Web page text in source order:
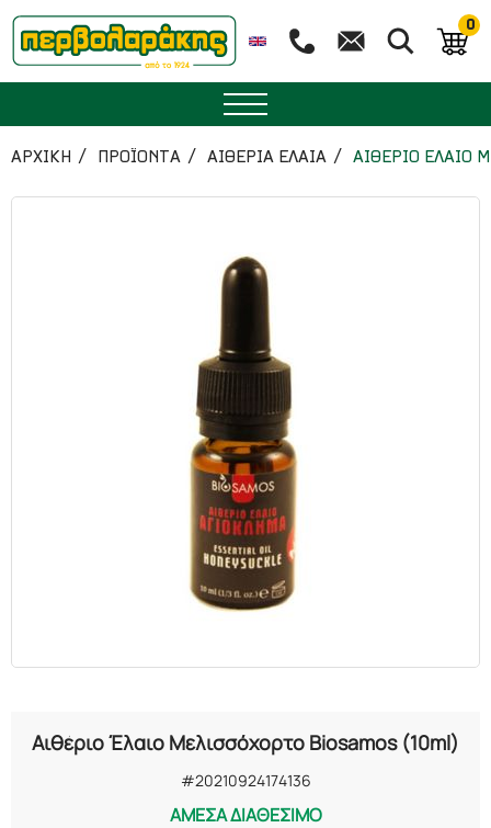
0
ΜΠΑΧΑΡΙΚΑ
ΒΟΤΑΝΑ
ΧΗΜΙΚΑ
ΑΡΧΙΚΉ ΠΡΟΪΟΝΤΑ ΑΙΘΕΡΙΑ ΕΛΑΙΑ ΑΙΘΕΡΙΟ ΕΛΑΙΟ
Αιθέριο Έλαιο Μελισσόχορτο Biosamos (10ml)
#20210924174136
ΑΜΕΣΑ ΔΙΑΘΕΣΙΜΟ